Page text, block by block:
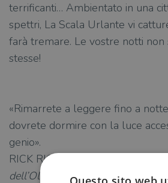
terrificanti… Ambientato in una
spettri, La Scala Urlante vi
farà tremare. Le vostre notti non
stesse!
«Rimarrete a leggere fino a
dovrete dormire con la luce
genio».
RICK RIORDAN, autore di
dell’Olimpo
Questo sito web